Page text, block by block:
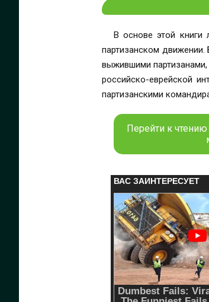
В основе этой книги
партизанском
выжившими
российско-еврейской
партизанскими
Перейти к